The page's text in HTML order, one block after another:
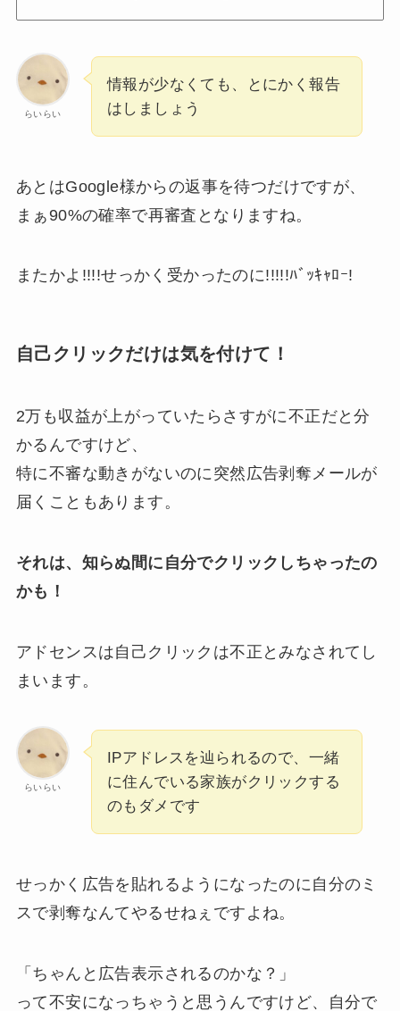
らいらい
情報が少なくても、とにかく報告
はしましょう
あとはGoogle様からの返事を待つだけですが、
まぁ90%の確率で再審査となりますね。
またかよ!!!!せっかく受かったのに!!!!!ﾊﾞｯｷｬﾛｰ!
自己クリックだけは気を付けて！
2万も収益が上がっていたらさすがに不正だと分
かるんですけど、
特に不審な動きがないのに突然広告剥奪メールが
届くこともあります。
それは、知らぬ間に自分でクリックしちゃったの
かも！
アドセンスは自己クリックは不正とみなされてし
まいます。
らいらい
IPアドレスを辿られるので、一緒
に住んでいる家族がクリックする
のもダメです
せっかく広告を貼れるようになったのに自分のミ
スで剥奪なんてやるせねぇですよね。
「ちゃんと広告表示されるのかな？」
って不安になっちゃうと思うんですけど、自分で